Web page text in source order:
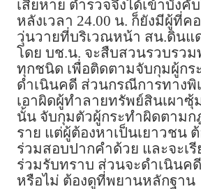
เสียหาย ตำรวจจึงได้เข้าบังคั
หลังเวลา 24.00 น. ก็ยังมีผู้ที่ค
วุ่นวายที่บริเวณหน้า สน.ดินแด
โดย บช.น. จะสืบสวนรวบรว
ทุกชนิด เพื่อติดตามจับกุมผู้กร
ดำเนินคดี ส่วนกรณีการทางพิ
เอาผิดผู้ทำลายทรัพย์สินเผาซุ้
นั้น จับกุมตัวผู้กระทำผิดตามก
ราย แต่ผู้ต้องหาเป็นเยาวชน
ร่วมสอบปากคำด้วย และจะเ
ร่วมรับทราบ ส่วนจะดำเนินค
หรือไม่ ต้องดูที่พยานหลักฐาน